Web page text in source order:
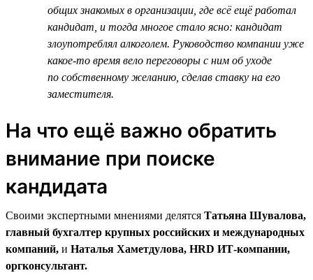
общих знакомых в организации, где всё ещё работал
кандидат, и тогда многое стало ясно: кандидат
злоупотреблял алкоголем. Руководство компании уже
какое-то время вело переговоры с ним об уходе
по собственному желанию, сделав ставку на его
заместителя.
На что ещё важно обратить
внимание при поиске
кандидата
Своими экспертными мнениями делятся Татьяна Шувалова,
главный бухгалтер крупных российских и международных
компаний, и Наталья Хаметдулова, HRD ИТ-компании,
оргконсультант.